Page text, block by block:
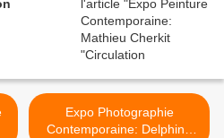
Expo Photographie
Contemporaine: Delphine